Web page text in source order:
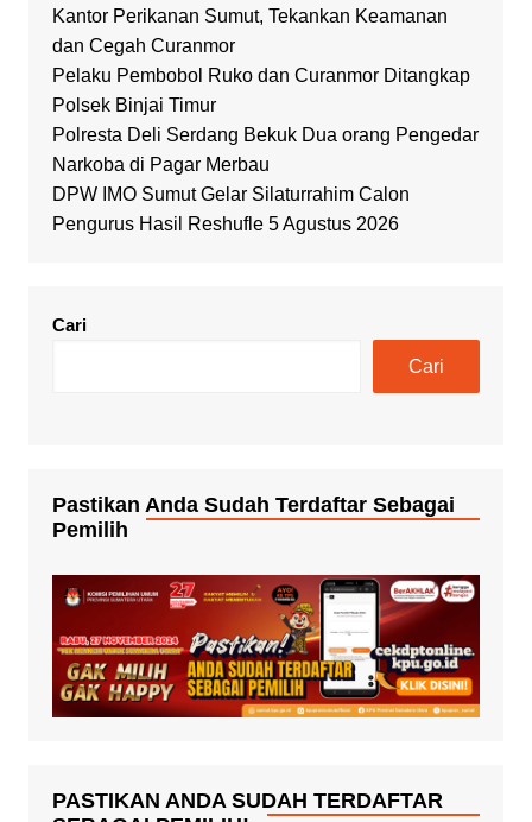
Kantor Perikanan Sumut, Tekankan Keamanan
dan Cegah Curanmor
Pelaku Pembobol Ruko dan Curanmor Ditangkap
Polsek Binjai Timur
Polresta Deli Serdang Bekuk Dua orang Pengedar
Narkoba di Pagar Merbau
DPW IMO Sumut Gelar Silaturrahim Calon
Pengurus Hasil Reshufle 5 Agustus 2026
Cari
Cari
Pastikan Anda Sudah Terdaftar Sebagai
Pemilih
PASTIKAN ANDA SUDAH TERDAFTAR